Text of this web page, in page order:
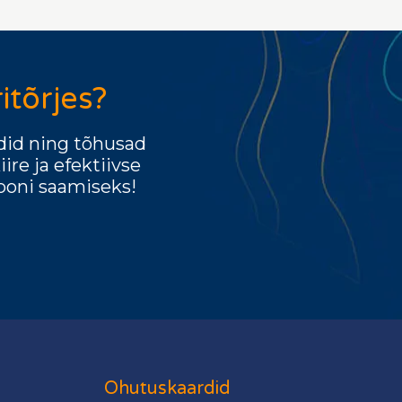
ning tõhusad
ja efektiivse
saamiseks!
Ohutuskaardid